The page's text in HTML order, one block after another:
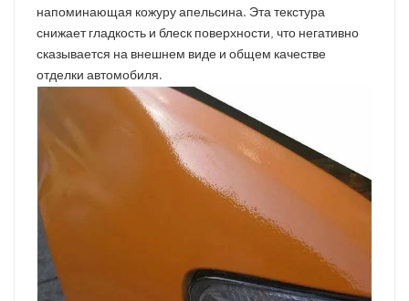
напоминающая кожуру апельсина. Эта текстура
снижает гладкость и блеск поверхности, что негативно
сказывается на внешнем виде и общем качестве
отделки автомобиля.